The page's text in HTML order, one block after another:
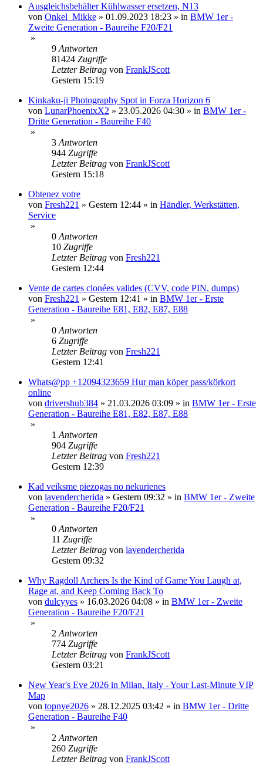
Ausgleichsbehälter Kühlwasser ersetzen, N13
von Onkel_Mikke » 01.09.2023 18:23 » in BMW 1er -
Zweite Generation - Baureihe F20/F21
»
9 Antworten
81424 Zugriffe
Letzter Beitrag von FrankJScott
Gestern 15:19
Kinkaku-ji Photography Spot in Forza Horizon 6
von LunarPhoenixX2 » 23.05.2026 04:30 » in BMW 1er -
Dritte Generation - Baureihe F40
»
3 Antworten
944 Zugriffe
Letzter Beitrag von FrankJScott
Gestern 15:18
Obtenez votre
von Fresh221 » Gestern 12:44 » in Händler, Werkstätten,
Service
»
0 Antworten
10 Zugriffe
Letzter Beitrag von Fresh221
Gestern 12:44
Vente de cartes clonées valides (CVV, code PIN, dumps)
von Fresh221 » Gestern 12:41 » in BMW 1er - Erste
Generation - Baureihe E81, E82, E87, E88
»
0 Antworten
6 Zugriffe
Letzter Beitrag von Fresh221
Gestern 12:41
Whats@pp +12094323659 Hur man köper pass/körkort
online
von drivershub384 » 21.03.2026 03:09 » in BMW 1er - Erste
Generation - Baureihe E81, E82, E87, E88
»
1 Antworten
904 Zugriffe
Letzter Beitrag von Fresh221
Gestern 12:39
Kad veiksme piezogas no nekurienes
von lavendercherida » Gestern 09:32 » in BMW 1er - Zweite
Generation - Baureihe F20/F21
»
0 Antworten
11 Zugriffe
Letzter Beitrag von lavendercherida
Gestern 09:32
Why Ragdoll Archers Is the Kind of Game You Laugh at,
Rage at, and Keep Coming Back To
von dulcyyes » 16.03.2026 04:08 » in BMW 1er - Zweite
Generation - Baureihe F20/F21
»
2 Antworten
774 Zugriffe
Letzter Beitrag von FrankJScott
Gestern 03:21
New Year's Eve 2026 in Milan, Italy - Your Last-Minute VIP
Map
von topnye2026 » 28.12.2025 03:42 » in BMW 1er - Dritte
Generation - Baureihe F40
»
2 Antworten
260 Zugriffe
Letzter Beitrag von FrankJScott